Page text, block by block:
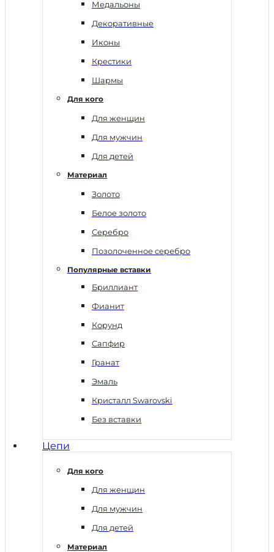
Медальоны
Декоративные
Иконы
Крестики
Шармы
Для кого
Для женщин
Для мужчин
Для детей
Материал
Золото
Белое золото
Серебро
Позолоченное серебро
Популярные вставки
Бриллиант
Фианит
Корунд
Сапфир
Гранат
Эмаль
Кристалл Swarovski
Без вставки
Цепи
Для кого
Для женщин
Для мужчин
Для детей
Материал